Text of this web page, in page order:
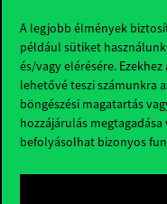
A legjobb élmények
például sütiket
és/vagy elérésére.
lehetővé teszi számunkra
böngészési magatartás
hozzájárulás
befolyásolhat bizonyos
Sajtó: press@uni-
Hasznos linkek